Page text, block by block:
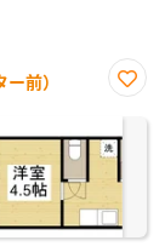
前）
に入
り登
録